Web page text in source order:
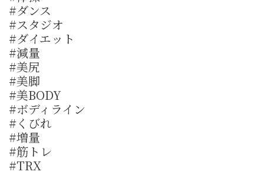
#ダンス
#スタジオ
#ダイエット
#減量
#美尻
#美脚
#美BODY
#ボディライン
#くびれ
#増量
#筋トレ
#TRX